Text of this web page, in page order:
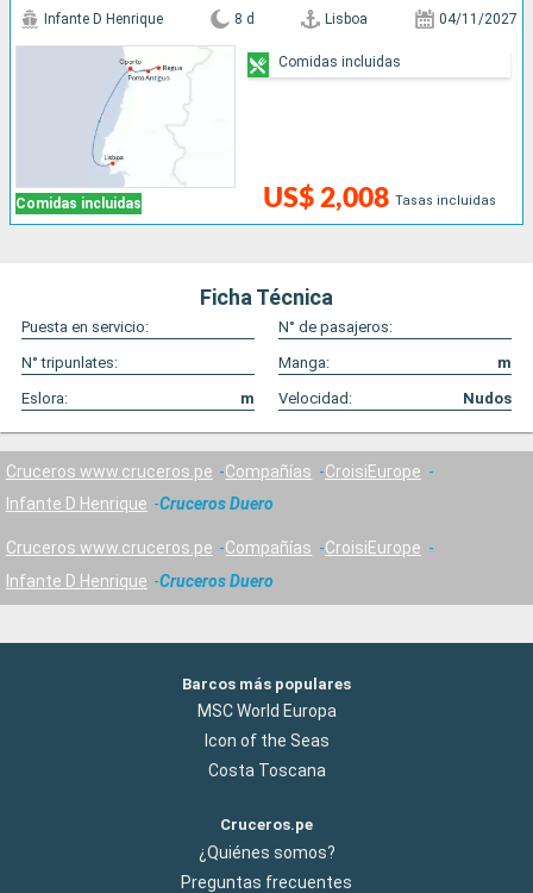
Comidas incluidas
Infante D Henrique 8 d Lisboa 04/11/2027
US$ 2,008 Tasas incluidas
Comidas incluidas
Ficha Técnica
Puesta en servicio:
N° de pasajeros:
N° tripunlates:
Manga:
m
Eslora:
m Velocidad: Nudos
Cruceros www.cruceros.pe Compañías
CroisiEurope
Infante D Henrique
Cruceros Duero
Cruceros www.cruceros.pe Compañías
CroisiEurope
Infante D Henrique
Cruceros Duero
Barcos más populares
MSC World Europa
Icon of the Seas
Costa Toscana
Cruceros.pe
¿Quiénes somos?
Preguntas frecuentes